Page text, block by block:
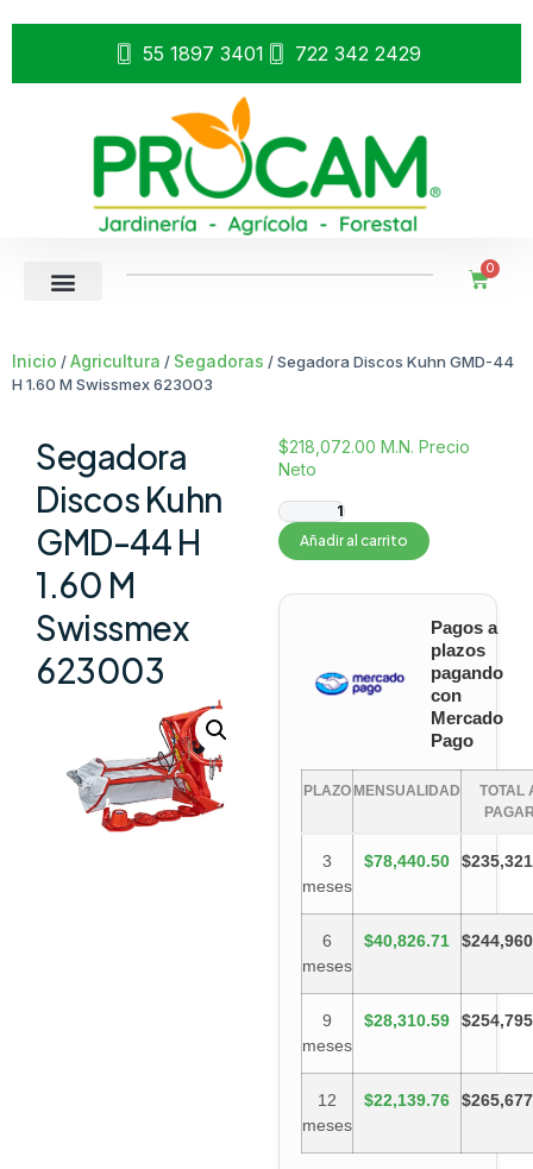
55 1897 3401 722 342 2429
0
Inicio /Agricultura / Segadoras / Segadora Discos Kuhn GMD-44
H 1.60 M Swissmex 623003
Segadora
Discos Kuhn
GMD-44 H
1.60 M
Swissmex
623003
$218,072.00 M.N. Precio
Neto
Añadir al carrito
Pagos a
plazos
pagando
con
Mercado
Pago
PLAZO MENSUALIDAD
TOTAL
3
meses
$78,440.50
6
meses
$40,826.71
9
meses
$28,310.59
12
meses
$22,139.76